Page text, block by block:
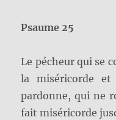
Psaume 25
Le pécheur qui se
la miséricorde
pardonne, qui ne
fait miséricorde